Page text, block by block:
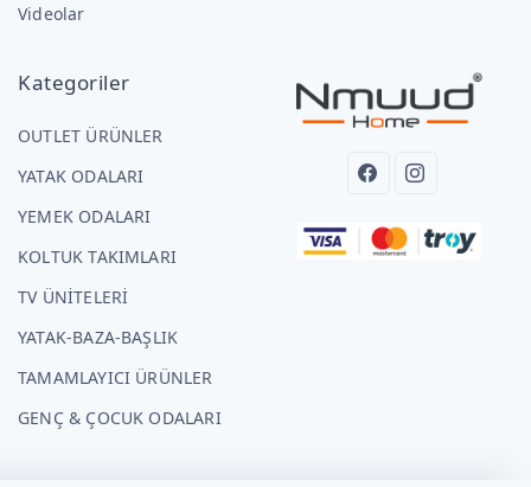
Videolar
Kategoriler
OUTLET ÜRÜNLER
YATAK ODALARI
YEMEK ODALARI
KOLTUK TAKIMLARI
TV ÜNİTELERİ
YATAK-BAZA-BAŞLIK
TAMAMLAYICI ÜRÜNLER
GENÇ & ÇOCUK ODALARI